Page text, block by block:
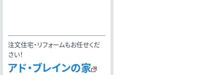
注文住宅・リフォームもお任せくだ
さい！
アド・ブレインの家